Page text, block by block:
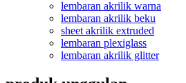
lembaran akrilik warna
lembaran akrilik beku
sheet akrilik extruded
lembaran plexiglass
lembaran akrilik glitter